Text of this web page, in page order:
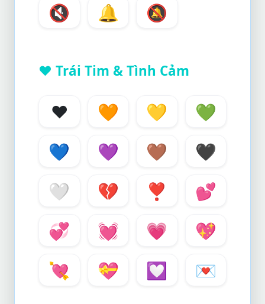
🔇
🔔 🔕
❤️ Trái Tim & Tình Cảm
❤️ 🧡 💛
💚
💙
💜 🤎
🖤
🤍
💔 ❣️
💕
💞
💓 💗
💖
💘
💝 💟 💌